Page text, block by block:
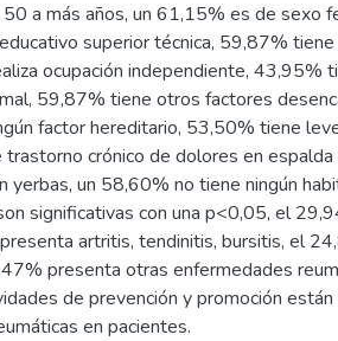
a más años, un 61,15% es de sexo
superior técnica, 59,87% tiene
ocupación independiente, 43,95%
59,87% tiene otros factores
factor hereditario, 53,50% tiene
crónico de dolores en
yerbas, un 58,60% no tiene ningún
significativas con una p<0,05, el
artritis, tendinitis, bursitis, el
presenta otras enfermedades
de prevención y promoción
en pacientes.